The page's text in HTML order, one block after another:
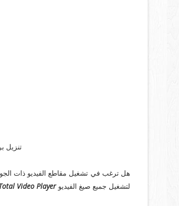
تنزيل
هل ترغب في تشغيل مقاطع الفيديو ذات
لتشغيل جميع صيغ الفيديوVideo Player